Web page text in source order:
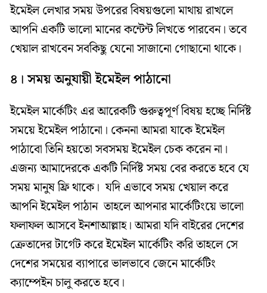
ইমেইল লেখার সময় উপরের বিষয়গুলো মাথায় রাখলে
আপনি একটি ভালো মানের কন্টেন্ট লিখতে পারবেন। তবে
খেয়াল রাখবেন সবকিছু যেনো সাজানো গোছানো থাকে।
৪। সময় অনুযায়ী ইমেইল পাঠানো
ইমেইল মার্কেটিং এর আরেকটি গুরুত্বপূর্ণ বিষয় হচ্ছে নির্দিষ্ট
সময়ে ইমেইল পাঠানো। কেননা আমরা যাকে ইমেইল
পাঠাবো তিনি হয়তো সবসময় ইমেইল চেক করেন না।
এজন্য আমাদেরকে একটি নির্দিষ্ট সময় বের করতে হবে যে
সময় মানুষ ফ্রি থাকে। যদি এভাবে সময় খেয়াল করে
আপনি ইমেইল পাঠান তাহলে আপনার মার্কেটিংয়ে ভালো
ফলাফল আসবে ইনশাআল্লাহ। আমরা যদি বাইরের দেশের
ক্রেতাদের টার্গেট করে ইমেইল মার্কেটিং করি তাহলে সে
দেশের সময়ের ব্যাপারে ভালভাবে জেনে মার্কেটিং
ক্যাম্পেইন চালু করতে হবে।